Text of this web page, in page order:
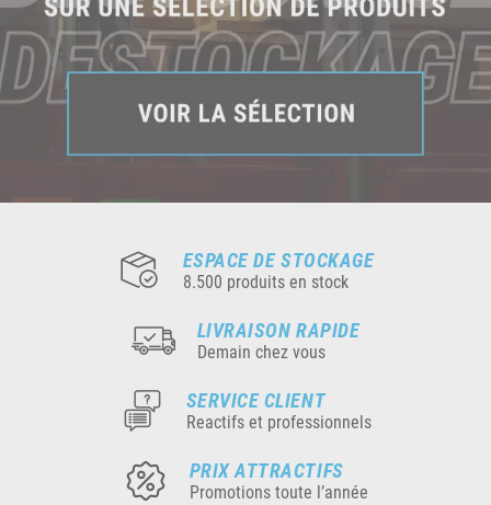
ESPACE DE STOCKAGE
8.500 produits en stock
LIVRAISON RAPIDE
Demain chez vous
SERVICE CLIENT
Reactifs et professionnels
PRIX ATTRACTIFS
Promotions toute l’année